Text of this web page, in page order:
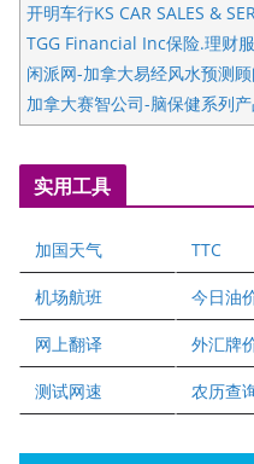
开明车行KS CAR SALES &
TGG Financial Inc保险.理财
闲派网-加拿大易经风水预测
加拿大赛智公司-脑保健系列
国际注册执业营养师公会
爱德华连锁酒店万锦分店
健健宝公司
二十一世纪美联地产公司
全球趋势移民留学
盛达资本
实用工具
加国天气 TTC
机场航班 今日油
网上翻译 外汇牌
测试网速 农历查